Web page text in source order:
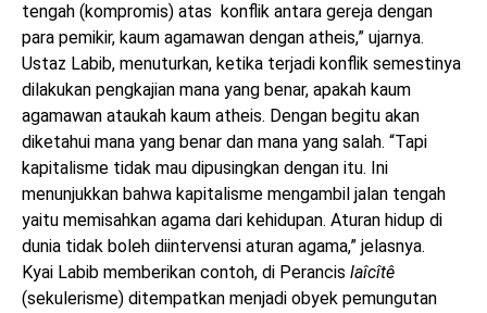
tengah (kompromis) atas konflik antara gereja dengan
para pemikir, kaum agamawan dengan atheis,” ujarnya.
Ustaz Labib, menuturkan, ketika terjadi konflik semestinya
dilakukan pengkajian mana yang benar, apakah kaum
agamawan ataukah kaum atheis. Dengan begitu akan
diketahui mana yang benar dan mana yang salah. “Tapi
kapitalisme tidak mau dipusingkan dengan itu. Ini
menunjukkan bahwa kapitalisme mengambil jalan tengah
yaitu memisahkan agama dari kehidupan. Aturan hidup di
dunia tidak boleh diintervensi aturan agama,” jelasnya.
Kyai Labib memberikan contoh, di Perancis laîcîtê
(sekulerisme) ditempatkan menjadi obyek pemungutan